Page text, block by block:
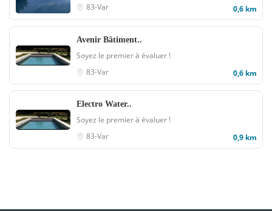
83-Var
0,6 km
Avenir Bâtiment..
Soyez le premier à évaluer !
83-Var
0,6 km
Electro Water..
Soyez le premier à évaluer !
83-Var
0,9 km